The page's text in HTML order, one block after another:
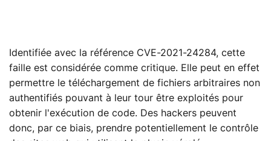
Identifiée avec la référence CVE-2021-24284, cette
faille est considérée comme critique. Elle peut en effet
permettre le téléchargement de fichiers arbitraires non
authentifiés pouvant à leur tour être exploités pour
obtenir l'exécution de code. Des hackers peuvent
donc, par ce biais, prendre potentiellement le contrôle